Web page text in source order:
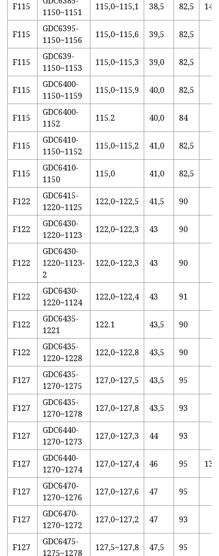
F115
1150~1151
115,0~115,1 38,5 82,5 14
F115
GDC6395-
1150~1156
115,0~115,6 39,5 82,5
F115
GDC639-
1150~1153
115,0~115,3 39,0 82,5
F115
GDC6400-
1150~1159
115,0~115,9 40,0 82,5
F115
GDC6400-
1152
115.2 40,0 84
F115
GDC6410-
1150~1152
115,0~115,2 41,0 82,5
F115
GDC6410-
1150
115,0 41,0 82,5
F122
GDC6415-
1220~1125
122,0~122,5 41,5 90
F122
GDC6430-
1220~1123
122,0~122,3 43 90
F122
GDC6430-
1220~1123-
2
122,0~122,3 43 90
F122
GDC6430-
1220~1124
122,0~122,4 43 91
F122
GDC6435-
1221
122.1 43,5 90
F122
GDC6435-
1220~1228
122,0~122,8 43,5 90
F127
GDC6435-
1270~1275
127,0~127,5 43,5 95
F127
GDC6435-
1270~1278
127,0~127,8 43,5 93
F127
GDC6440-
1270~1273
127,0~127,3 44 93
F127
GDC6440-
1270~1274
127,0~127,4 46 95 13.5
F127
GDC6470-
1270~1276
127,0~127,6 47 95
F127
GDC6470-
1270~1272
127,0~127,2 47 93
F127
GDC6475-
1275~1278
127,5~127,8 47,5 95